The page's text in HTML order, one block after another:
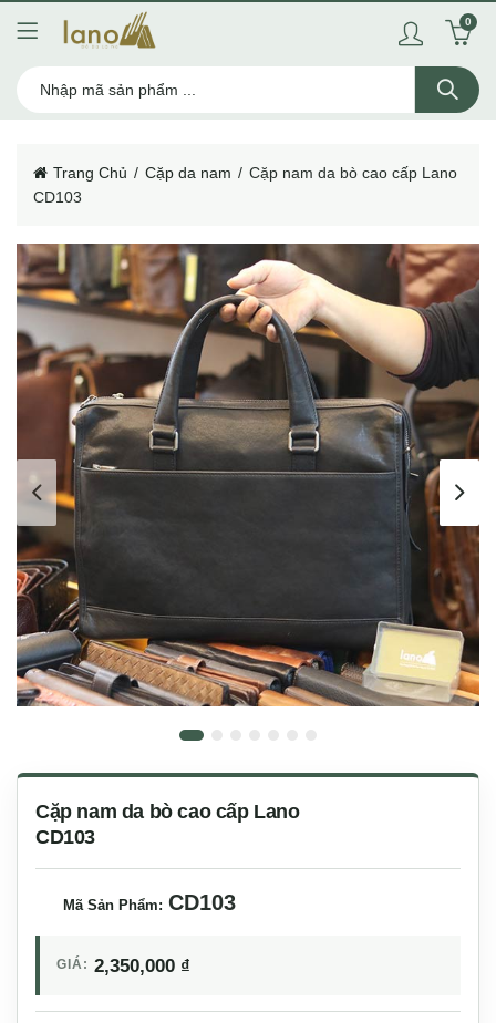
0
Trang Chủ Cặp da nam
Cặp nam da bò cao cấp Lano
CD103
Cặp nam da bò cao cấp Lano
CD103
Mã Sản Phẩm: CD103
GIÁ: 2,350,000 ₫